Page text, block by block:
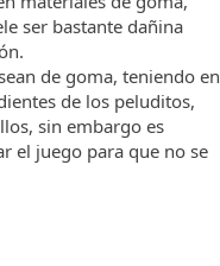
ser bastante dañina
de goma, teniendo en
de los peluditos,
sin embargo es
el juego para que no se